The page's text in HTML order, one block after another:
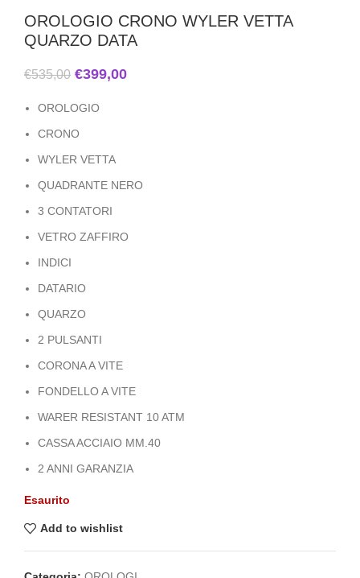
OROLOGIO CRONO WYLER VETTA
QUARZO DATA
€535,00 €399,00
OROLOGIO
CRONO
WYLER VETTA
QUADRANTE NERO
3 CONTATORI
VETRO ZAFFIRO
INDICI
DATARIO
QUARZO
2 PULSANTI
CORONA A VITE
FONDELLO A VITE
WARER RESISTANT 10 ATM
CASSA ACCIAIO MM.40
2 ANNI GARANZIA
Esaurito
Add to wishlist